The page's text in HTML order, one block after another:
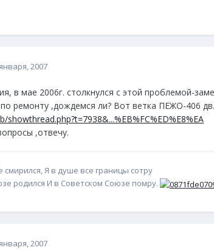
2007
в мае 2006г. столкнулся с этой проблемой-
по ремонту ,дождемся ли? Вот ветка ПЕЖО-406
,отвечу.
смирился, Я в душе все границы сотру
родился И в Советском Союзе помру.
2007